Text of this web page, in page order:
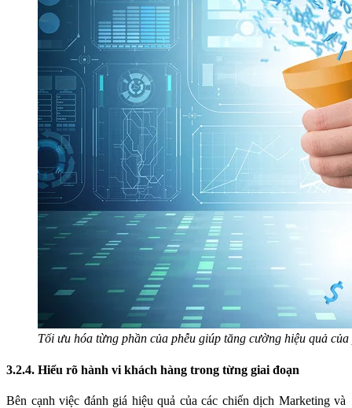
Tối ưu hóa từng phần của phễu giúp tăng cường hiệu quả
3.2.4. Hiểu rõ hành vi khách hàng trong từng giai đoạn
Bên cạnh việc đánh giá hiệu quả của các chiến dịch Marketing và